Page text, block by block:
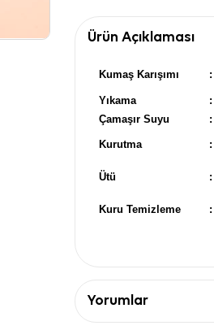
Ürün Açıklaması
Kumaş Karışımı :
Yıkama
:
Çamaşır Suyu
:
Kurutma :
Ütü :
Kuru Temizleme :
Yorumlar